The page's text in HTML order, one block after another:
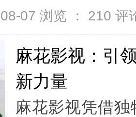
07 浏览 ： 210 评
麻花影视：引
新力量
麻花影视凭借